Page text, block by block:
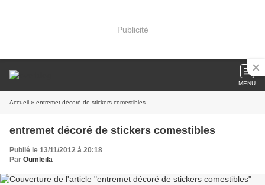
Publicité
MENU
Accueil » entremet décoré de stickers comestibles
entremet décoré de stickers comestibles
Publié le 13/11/2012 à 20:18
Par Oumleïla